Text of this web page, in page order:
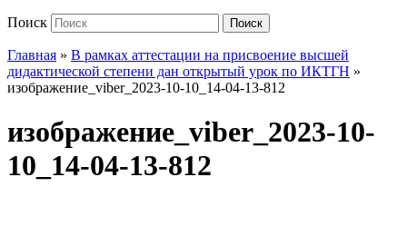
Поиск Поиск
Главная » В рамках аттестации на присвоение высшей
дидактической степени дан открытый урок по ИКТГН »
изображение_viber_2023-10-10_14-04-13-812
изображение_viber_2023-10-
10_14-04-13-812